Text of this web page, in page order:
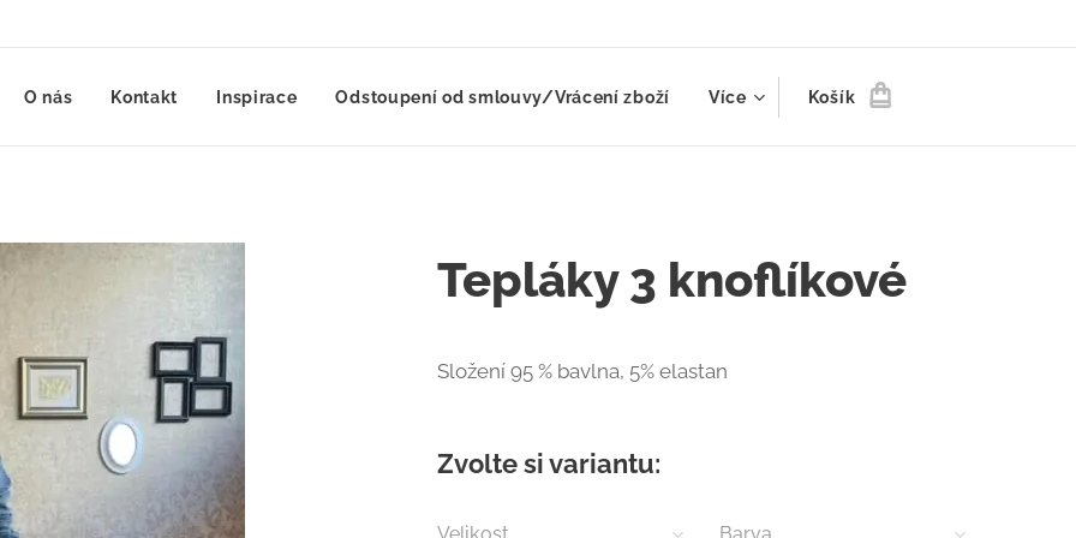
O nás Kontakt Inspirace Odstoupení od smlouvy/Vrácení zboží Více Košík
Tepláky 3 knoflíkové
Složení 95 % bavlna, 5% elastan
Zvolte si variantu: